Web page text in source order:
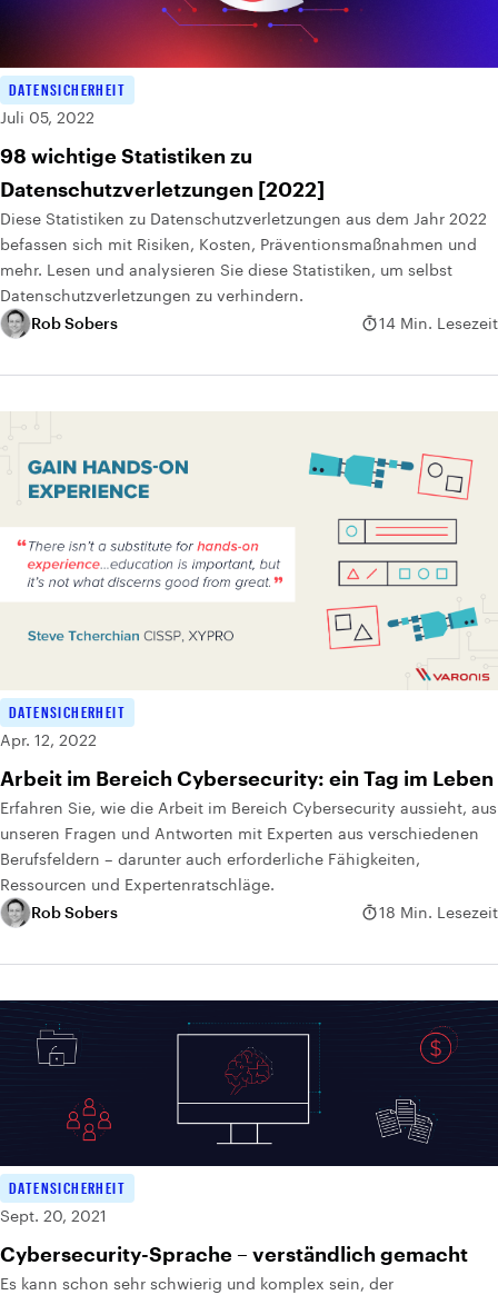
DATENSICHERHEIT
Juli 05, 2022
98 wichtige Statistiken zu
Datenschutzverletzungen [2022]
Diese Statistiken zu Datenschutzverletzungen aus dem Jahr 2022
befassen sich mit Risiken, Kosten, Präventionsmaßnahmen und
mehr. Lesen und analysieren Sie diese Statistiken, um selbst
Datenschutzverletzungen zu verhindern.
Rob Sobers
14 Min. Lesezeit
DATENSICHERHEIT
Apr. 12, 2022
Arbeit im Bereich Cybersecurity: ein Tag im Leben
Erfahren Sie, wie die Arbeit im Bereich Cybersecurity aussieht, aus
unseren Fragen und Antworten mit Experten aus verschiedenen
Berufsfeldern – darunter auch erforderliche Fähigkeiten,
Ressourcen und Expertenratschläge.
Rob Sobers
18 Min. Lesezeit
DATENSICHERHEIT
Sept. 20, 2021
Cybersecurity-Sprache – verständlich gemacht
Es kann schon sehr schwierig und komplex sein, der